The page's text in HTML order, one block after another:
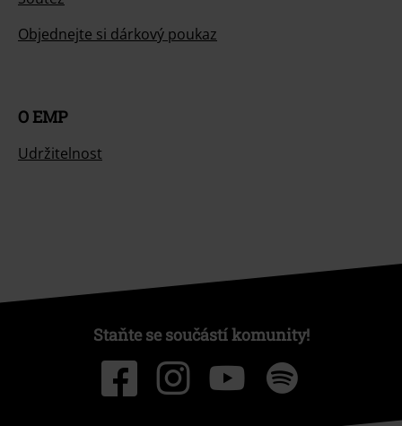
Objednejte si dárkový poukaz
O EMP
Udržitelnost
Staňte se součástí komunity!